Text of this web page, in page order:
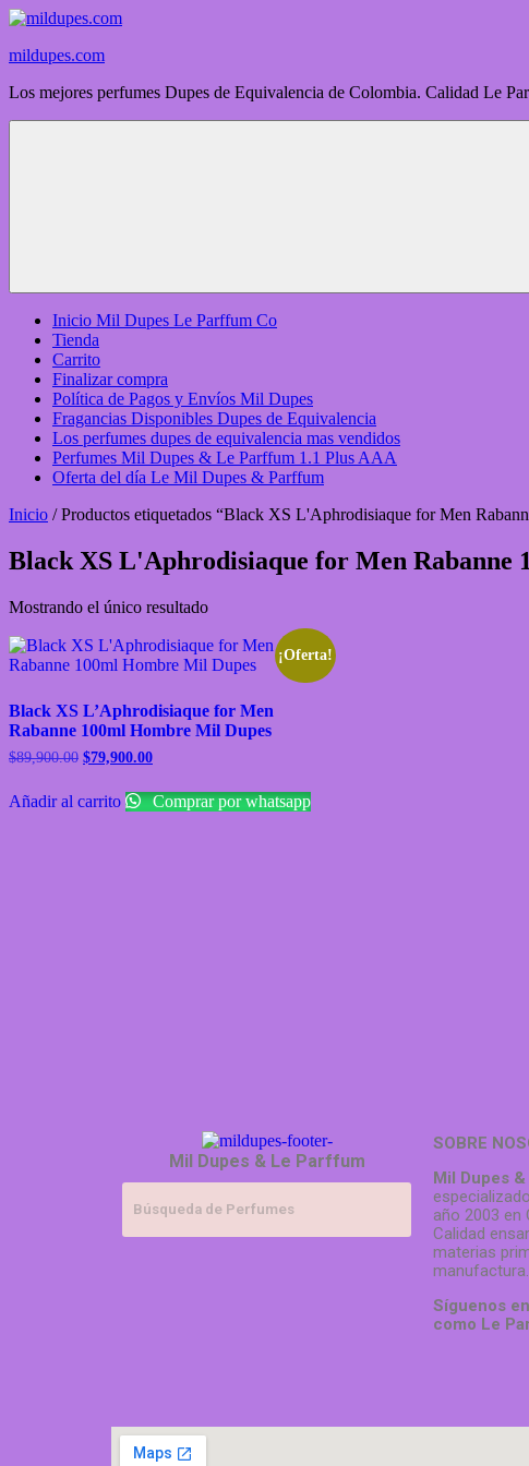
mildupes.com
Los mejores perfumes Dupes de Equivalencia de Colombia. Calidad Le
Inicio Mil Dupes Le Parffum Co
Tienda
Carrito
Finalizar compra
Política de Pagos y Envíos Mil Dupes
Fragancias Disponibles Dupes de Equivalencia
Los perfumes dupes de equivalencia mas vendidos
Perfumes Mil Dupes & Le Parffum 1.1 Plus AAA
Oferta del día Le Mil Dupes & Parffum
Inicio / Productos etiquetados “Black XS L'Aphrodisiaque for Men
Black XS L'Aphrodisiaque for Men Rabanne
Mostrando el único resultado
¡Oferta!
Black XS L’Aphrodisiaque for Men
Rabanne 100ml Hombre Mil Dupes
$89,900.00 $79,900.00
Añadir al carrito Comprar por whatsapp
Mil Dupes & Le Parffum
SOBRE
Mil Dupes
año 2003 en
Calidad
materias
manufactura.
Síguenos
como Le